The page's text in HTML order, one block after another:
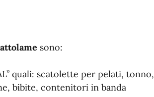
sono:
quali: scatolette per pelati, tonno,
bibite, contenitori in banda